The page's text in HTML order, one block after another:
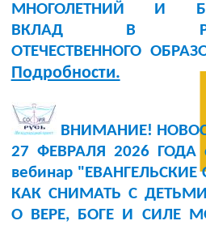
МНОГОЛЕТНИЙ И
ВКЛАД В
ОТЕЧЕСТВЕННОГО
Подробности.
ВНИМАНИЕ!
27 ФЕВРАЛЯ 2026 ГОДА
вебинар
КАК СНИМАТЬ С
О ВЕРЕ, БОГЕ И СИЛЕ